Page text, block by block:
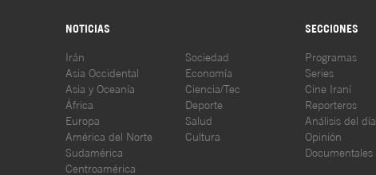
NOTICIAS SECCIONES
Irán
Asia Occidental
Asia y Oceanía
África
Europa
América del Norte
Sudamérica
Centroamérica
Sociedad
Economía
Ciencia/Tec
Deporte
Salud
Cultura
Programas
Series
Cine Iraní
Reporteros
Análisis del día
Opinión
Documentales